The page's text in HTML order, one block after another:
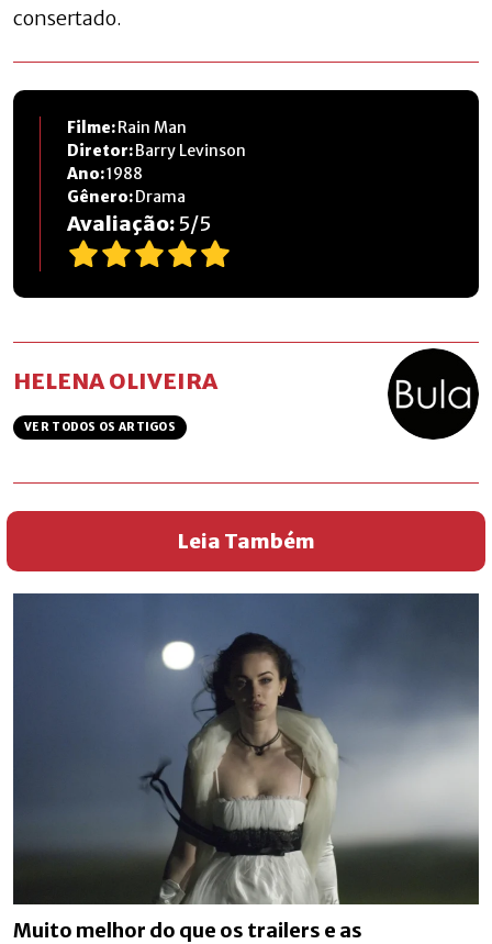
consertado.
Filme:Rain Man
Diretor:Barry Levinson
Ano:1988
Gênero:Drama
Avaliação: 5/5
HELENA OLIVEIRA
VER TODOS OS ARTIGOS
Leia Também
Muito melhor do que os trailers e as